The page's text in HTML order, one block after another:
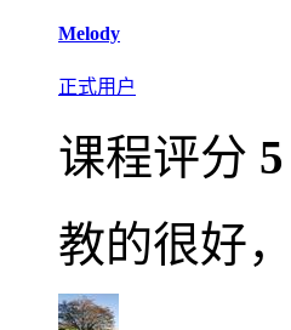
Melody
正式用户
课程评分 5
教的很好